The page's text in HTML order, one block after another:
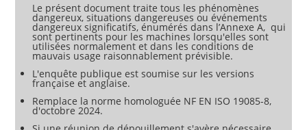
Le présent document traite tous les phénomènes
dangereux, situations dangereuses ou événements
dangereux significatifs, énumérés dans l’Annexe A, qui
sont pertinents pour les machines lorsqu'elles sont
utilisées normalement et dans les conditions de
mauvais usage raisonnablement prévisible.
L'enquête publique est soumise sur les versions
française et anglaise.
Remplace la norme homologuée NF EN ISO 19085-8,
d'octobre 2024.